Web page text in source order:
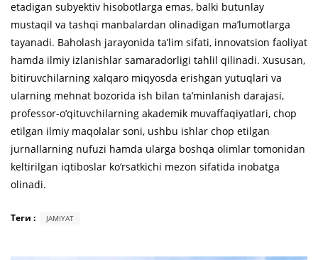
etadigan subyektiv hisobotlarga emas, balki butunlay
mustaqil va tashqi manbalardan olinadigan ma’lumotlarga
tayanadi. Baholash jarayonida ta’lim sifati, innovatsion faoliyat
hamda ilmiy izlanishlar samaradorligi tahlil qilinadi. Xususan,
bitiruvchilarning xalqaro miqyosda erishgan yutuqlari va
ularning mehnat bozorida ish bilan ta’minlanish darajasi,
professor-o‘qituvchilarning akademik muvaffaqiyatlari, chop
etilgan ilmiy maqolalar soni, ushbu ishlar chop etilgan
jurnallarning nufuzi hamda ularga boshqa olimlar tomonidan
keltirilgan iqtiboslar ko‘rsatkichi mezon sifatida inobatga
olinadi.
Теги : JAMIYAT